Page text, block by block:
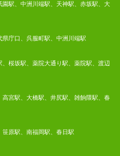
駅、中洲川端駅、天神駅、赤坂駅、大
庁口、呉服町駅、中洲川端駅
桜坂駅、薬院大通り駅、薬院駅、渡辺
宮駅、大橋駅、井尻駅、雑餉隈駅、春
原駅、南福岡駅、春日駅